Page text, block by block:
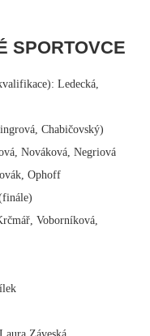
SPORTOVCE
Ledecká,
Chabičovský)
Nováková, Negriová
Ophoff
Voborníková,